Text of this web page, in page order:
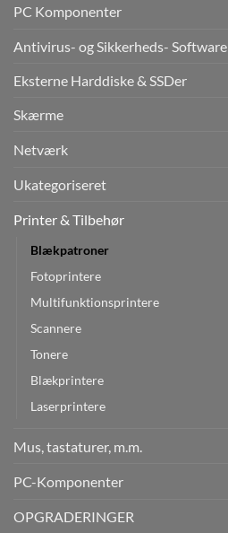
PC Komponenter
Antivirus- og Sikkerheds- Software
Eksterne Harddiske & SSDer
Skærme
Netværk
Ukategoriseret
Printer & Tilbehør
Blækpatroner
Fotoprintere
Multifunktionsprintere
Scannere
Tonere
Blækprintere
Laserprintere
Mus, tastaturer, m.m.
PC-Komponenter
OPGRADERINGER